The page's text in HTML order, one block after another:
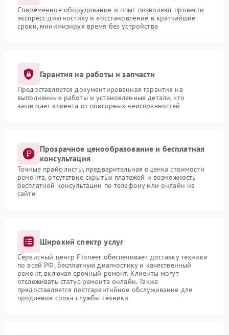
Современное оборудование и опыт позволяют провести
экспресс-диагностику и восстановление в кратчайшие
сроки, минимизируя время без устройства
Гарантия на работы и запчасти
Предоставляется документированная гарантия на
выполненные работы и установленные детали, что
защищает клиента от повторных неисправностей
Прозрачное ценообразование и бесплатная
консультация
Точные прайс-листы, предварительная оценка стоимости
ремонта, отсутствие скрытых платежей и возможность
бесплатной консультации по телефону или онлайн на
сайте
Широкий спектр услуг
Сервисный центр Pioneer обеспечивает доставку техники
по всей РФ, бесплатную диагностику и качественный
ремонт, включая срочный ремонт. Клиенты могут
отслеживать статус ремонта онлайн. Также
предоставляется постгарантийное обслуживание для
продления срока службы техники